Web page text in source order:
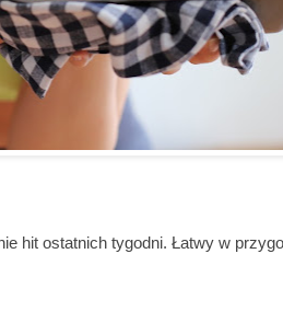
hit ostatnich tygodni. Łatwy w